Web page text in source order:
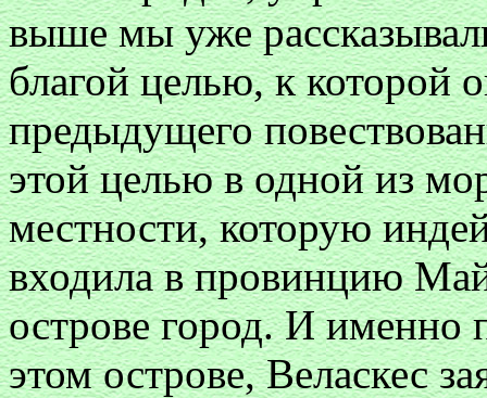
выше мы уже
благой целью, к которой
предыдущего
этой целью в одной из
местности, которую
входила в провинцию
острове город. И именно
этом острове, Веласкес